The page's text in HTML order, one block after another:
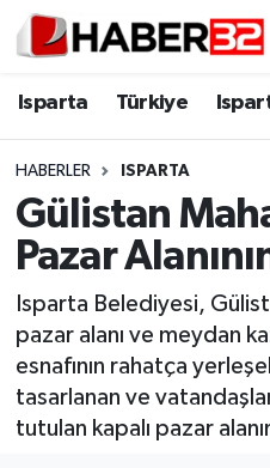
Isparta Türkiye
HABERLER ISPARTA
Gülistan
Pazar
Isparta Belediyesi,
pazar alanı ve meydan
esnafının rahatça
tasarlanan ve
tutulan kapalı pazar
Isparta
Esnaf Diyor ki;
ASAYİŞ
BİLİM VE TEKNOLOJİ
EĞİTİM
Isparta Nöbetçi
Isparta Trafik
Süper Lig Puan
Tüm Manşetler
Son Dakika Haberleri